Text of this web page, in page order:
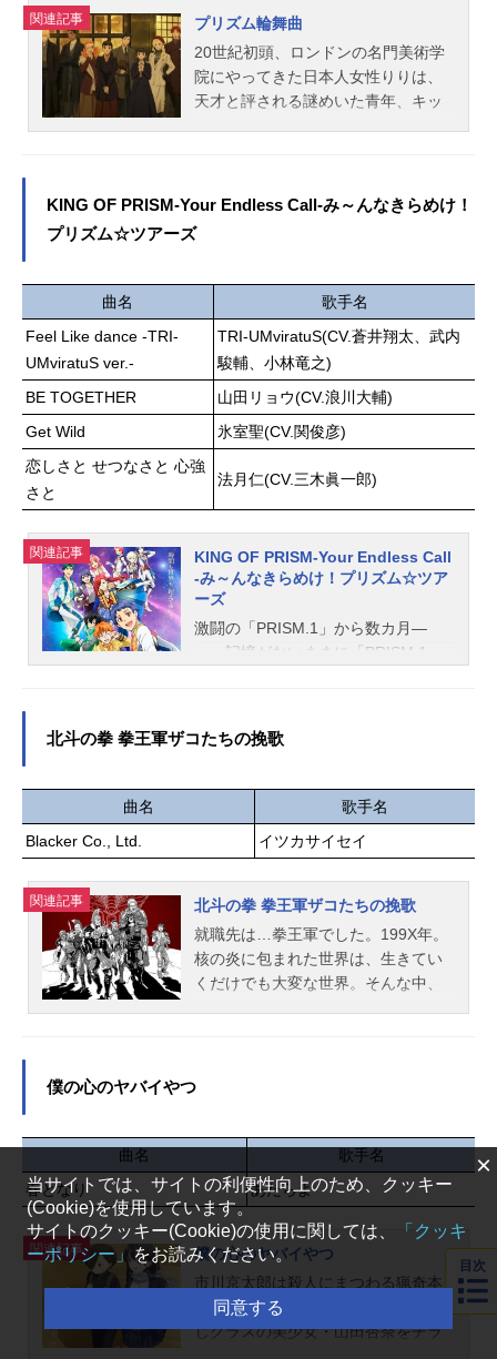
子 miyato原案・メインストーリ
ウアシスタントプロデュース：天坂
翠主題歌「超毒的LOVE」浦島坂田船
(C)2025Toxic-a-Holic『Toxic-...
がるに住む“海底人”だった！陸上人を
嫌っている海底人はのび太たちを信
用することができない。そんな中、
「鬼岩城が...活動を始めまし
発！作品名映画ドラえもん新・のび
太の海底鬼岩城放送形態劇場版アニ
026年2月27日（金）キャストドラえ
もん：水田わさびのび太：大原めぐ
みしずか：かかずゆみジャイアン：
木村昴スネ夫：関智一エル：千葉翔
也水中バギー：広橋涼兵士：平愛梨
スタッフ原作：藤子・F・不二雄監
督：矢嶋哲生脚本：村山功音楽：服
部隆之製作：藤子プロ 小学館 テ
レビ朝日 シンエイ動画 ADKエモ
ー...
関連記事
プリズム輪舞曲
20世紀初頭、ロンドンの名門美術学
院にやってきた日本人女性りりは、
天才と評される謎めいた青年、キッ
輪舞曲放送形態配信スケジュール202
6年1月15日（木）～Netflixにて話数
シー・ブラウン：潘めぐみ小早川新
之助：梶裕貴ジョフリー・オブライ
エン：阿座上洋平ピーター・アンソ
ニー：坂田将吾キャサリン・アスタ
ー：上坂すみれ小早川さくら：鬼頭
明里チャールズ・ブラント：大塚芳
忠一条院たけ：甲斐田裕子リチャー
ド・チャーチ：諏訪部順一スタッフ
原作・キャラクター原案：神尾葉子
ディレクター：中澤一登2ndディレク
井咲脚本：神尾葉子 藤井咲キャラ
クターデザイン・総作画監督：高橋
作画監督：簑輪愛子色彩設計：田中
花奈実美術監督：竹田悠介（Bambo
鐘江徹音響効果：倉橋裕宗アニメー
KING OF PRISM-Your Endless Call-み～んなきらめけ！
プリズム☆ツアーズ
曲名
歌手名
Feel Like dance -TRI-
UMviratuS ver.-
TRI-UMviratuS(CV.蒼井翔太、武内
駿輔、小林竜之)
BE TOGETHER
山田リョウ(CV.浪川大輔)
Get Wild
氷室聖(CV.関俊彦)
恋しさと せつなさと 心強
さと
法月仁(CV.三木眞一郎)
関連記事
KING OF PRISM-Your Endless Call
-み～んなきらめけ！プリズム☆ツア
ーズ
激闘の「PRISM.1」から数カ月―
―。記憶がないままに「PRISM.1」
けたものの、晴れない思いが残り続
るため、プリズムスタァユニット・S
ePTENTRION（セプテントリオン）
の7人は十王院グループが秘密裏に開
で初めてライブをした「DearCrown
に。プリズムショーの過去を巡っ
て、かつて“三強”と呼ばれた伝説のス
タァ達のショーも体験し、時空旅行
を楽しむ一同。しかし突如プリズム
しまう。そこにはシンたちとは異な
ティーボーイズ”の姿があった！プリ
ズムの輝きに導かれ、交わるはずの
無かった世界と世界が繋がった時、
彼らに最後の審判「Hell’sGods’Sta
r」が下される――。さらに、シンの
体に眠るシャインの魂、そしてルヰ
を抹消するため、プリズムワールド
からは最期の使者“アヰ”が解き放たれ
る。果たしてシン達は無事元の世界
北斗の拳 拳王軍ザコたちの挽歌
曲名
歌手名
Blacker Co., Ltd.
イツカサイセイ
関連記事
北斗の拳 拳王軍ザコたちの挽歌
就職先は…拳王軍でした。199X年。
核の炎に包まれた世界は、生きてい
くだけでも大変な世界。そんな中、
で、ノブはいつまで生きていられる
の「汚物は消毒の人」など個性豊か
なザコが続々登場!! ザコ死にまくり
コメディ☆開幕!!作品名北斗の拳拳王
軍ザコたちの挽歌放送形態TVアニメ
シリーズ北斗の拳スケジュール第1ク
ール：2026年1月5日（月）～2026年
3月23日（月）第2クール：2026年7
僕の心のヤバイやつ
曲名
歌手名
春となり
あたらよ
関連記事
僕の心のヤバイやつ
市川京太郎は殺人にまつわる猟奇本
を愛読する、重度の中二病男子。同
じクラスの美少女・山田杏奈をチラ
目次
×
当サイトでは、サイトの利便性向上のため、クッキー
(Cookie)を使用しています。
サイトのクッキー(Cookie)の使用に関しては、
「クッキ
ーポリシー」をお読みください。
同意する